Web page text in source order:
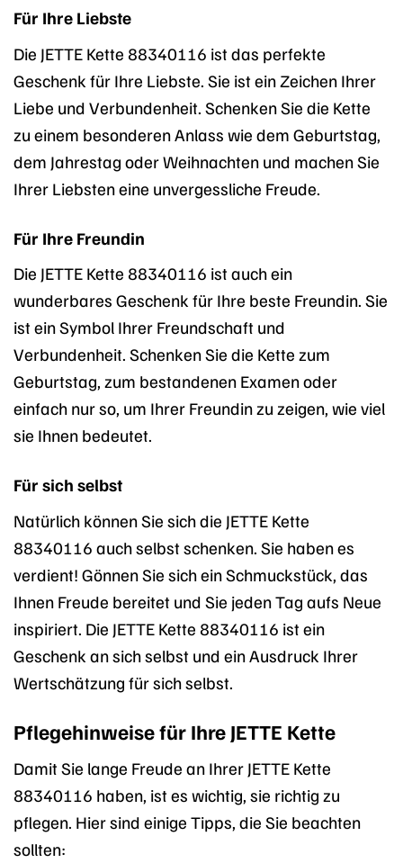
Für Ihre Liebste
Die JETTE Kette 88340116 ist das perfekte
Geschenk für Ihre Liebste. Sie ist ein Zeichen Ihrer
Liebe und Verbundenheit. Schenken Sie die Kette
zu einem besonderen Anlass wie dem Geburtstag,
dem Jahrestag oder Weihnachten und machen Sie
Ihrer Liebsten eine unvergessliche Freude.
Für Ihre Freundin
Die JETTE Kette 88340116 ist auch ein
wunderbares Geschenk für Ihre beste Freundin. Sie
ist ein Symbol Ihrer Freundschaft und
Verbundenheit. Schenken Sie die Kette zum
Geburtstag, zum bestandenen Examen oder
einfach nur so, um Ihrer Freundin zu zeigen, wie viel
sie Ihnen bedeutet.
Für sich selbst
Natürlich können Sie sich die JETTE Kette
88340116 auch selbst schenken. Sie haben es
verdient! Gönnen Sie sich ein Schmuckstück, das
Ihnen Freude bereitet und Sie jeden Tag aufs Neue
inspiriert. Die JETTE Kette 88340116 ist ein
Geschenk an sich selbst und ein Ausdruck Ihrer
Wertschätzung für sich selbst.
Pflegehinweise für Ihre JETTE Kette
Damit Sie lange Freude an Ihrer JETTE Kette
88340116 haben, ist es wichtig, sie richtig zu
pflegen. Hier sind einige Tipps, die Sie beachten
sollten: